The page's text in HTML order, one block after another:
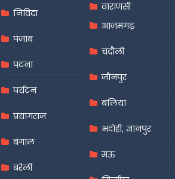
निविदा
पंजाब
पटना
पर्यटन
प्रयागराज
बंगाल
बरेली
वाराणसी
आज़मगढ़
चंदौली
जौनपुर
बलिया
भदोही, ज्ञानपुर
मऊ